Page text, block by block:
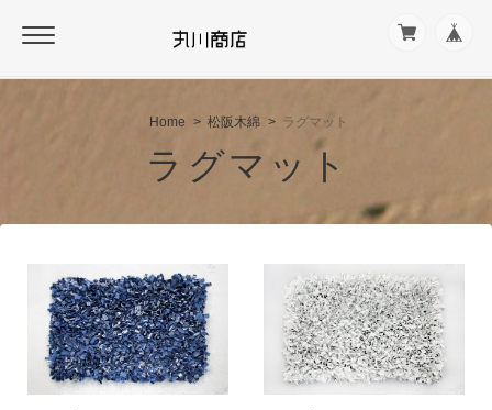
Home 松阪木綿 ラグマット
ラグマット